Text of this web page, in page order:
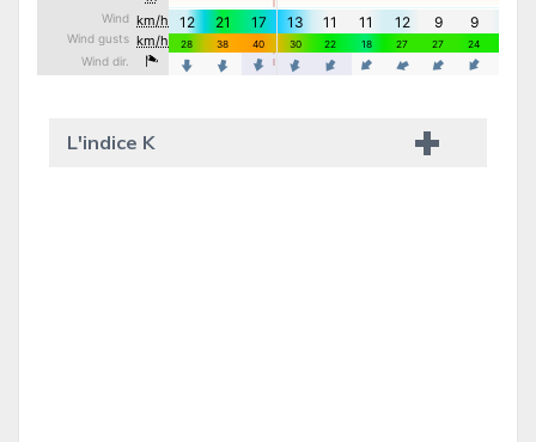
L'indice K